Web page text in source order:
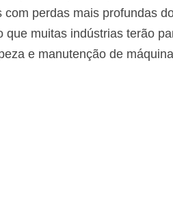
perdas mais profundas
muitas indústrias terão
e manutenção de